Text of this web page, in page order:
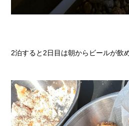
2泊すると2日目は朝からビールが飲